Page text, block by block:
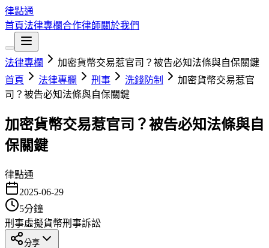
律點通
首頁法律專欄合作律師關於我們
法律專欄
加密貨幣交易惹官司？被告必知法條與自保關鍵
首頁
法律專欄 刑事 洗錢防制
加密貨幣交易惹官
司？被告必知法條與自保關鍵
加密貨幣交易惹官司？被告必知法條與自
保關鍵
律點通
2025-06-29
5分鐘
刑事虛擬貨幣刑事訴訟
分享